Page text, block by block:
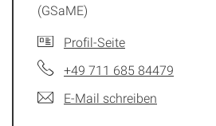
(GSaME)
Profil-Seite
+49 711 685 84479
E-Mail schreiben